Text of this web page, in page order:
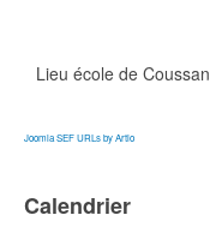
Lieu école de Coussan
Joomla SEF URLs by Artio
Calendrier